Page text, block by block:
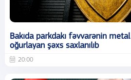
Bakıda parkdakı fəvvarənin
oğurlayan şəxs saxlanılıb
20:00